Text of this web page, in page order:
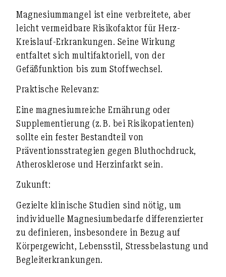
Magnesiummangel ist eine verbreitete, aber
leicht vermeidbare Risikofaktor für Herz-
Kreislauf-Erkrankungen. Seine Wirkung
entfaltet sichmultifaktoriell, von der
Gefäßfunktion bis zum Stoffwechsel.
Praktische Relevanz:
Eine magnesiumreiche Ernährung oder
Supplementierung (z. B. bei Risikopatienten)
sollte ein fester Bestandteil von
Präventionsstrategien gegen Bluthochdruck,
Atherosklerose und Herzinfarkt sein.
Zukunft:
Gezielte klinische Studien sind nötig, um
individuelle Magnesiumbedarfe differenzierter
zu definieren, insbesondere in Bezug auf
Körpergewicht, Lebensstil, Stressbelastung und
Begleiterkrankungen.